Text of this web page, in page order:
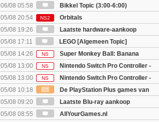
06/08 05:58
Bikkel Topic (3:00-6:00)
05/08 20:54
NS2
Orbitals
05/08 19:26
Laatste hardware-aankoop
05/08 17:11
LEGO [Algemeen Topic]
05/08 14:26
NS
Super Monkey Ball: Banana
Rumble
05/08 13:00 NS
Nintendo Switch Pro Controller -
Splatoon 3 Edition
05/08 13:00 NS
Nintendo Switch Pro Controller -
Monster Hunter Rise Sunbreak Edition
05/08 10:18
De PlayStation Plus games van
augustus zijn bekend
05/08 09:20
Laatste Blu-ray aankoop
05/08 08:55
AllYourGames.nl